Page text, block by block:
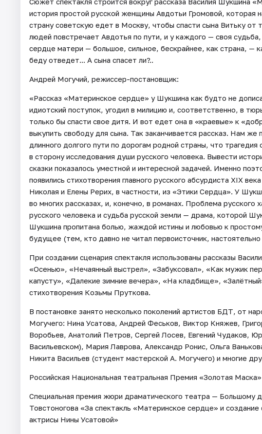
история простой русской женщины Авдотьи Громовой, которая
страну советскую едет в Москву, чтобы спасти сына Витьку от
людей повстречает Авдотья по пути, и у каждого — своя
сердце матери — большое, сильное, бескрайнее, как страна,
беду отведет... А сына спасет ли?..
Андрей Могучий, режиссер-постановщик:
«Рассказ «Материнское сердце» у Шукшина как будто не
идиотский поступок, угодил в милицию и, соответственно, в
только бы спасти свое дитя. И вот едет она в «краевые» к
выкупить свободу для сына. Так заканчивается рассказ. Нам же
длинного долгого пути по дорогам родной страны, что
в сторону исследования души русского человека. Вывести
сказки показалось уместной и интересной задачей. Именно
появились стихотворения главного русского абсурдиста XIX
Николая и Елены Рерих, в частности, из «Этики Сердца». У
во многих рассказах, и, конечно, в романах. Проблема русского
русского человека и судьба русской земли — драма, которой
Шукшина пропитана болью, жаждой истины и любовью к
будущее (тем, кто давно не читал первоисточник,
При создании сценария спектакля использованы рассказы
«Осенью», «Нечаянный выстрел», «Забуксовал», «Как мужик
капусту», «Далекие зимние вечера», «На кладбище»,
стихотворения Козьмы Пруткова.
В постановке занято несколько поколений артистов БДТ, от
Могучего: Нина Усатова, Андрей Феськов, Виктор Княжев,
Воробьев, Анатолий Петров, Сергей Лосев, Евгений Чудаков,
Васильевском), Мария Лаврова, Александр Ронис, Ольга
Никита Васильев (студент мастерской А. Могучего) и многие
Российская Национальная театральная Премия «Золотая
Специальная премия жюри драматического театра — Большому
Товстоногова «За спектакль «Материнское сердце» и
актрисы Нины Усатовой»